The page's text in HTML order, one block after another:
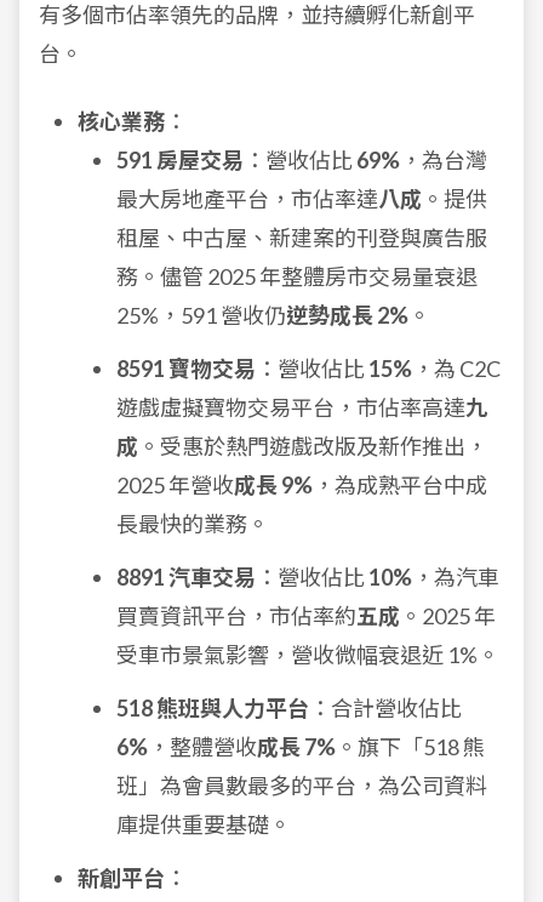
有多個市佔率領先的品牌，並持續孵化新創平
台。
核心業務 ：
591 房屋交易 ：營收佔比69% ，為台灣
最大房地產平台，市佔率達八成 。提供
租屋、中古屋、新建案的刊登與廣告服
務。儘管 2025 年整體房市交易量衰退
25%，591 營收仍逆勢成長 2% 。
8591 寶物交易 ：營收佔比15% ，為 C2C
遊戲虛擬寶物交易平台，市佔率高達九
成 。受惠於熱門遊戲改版及新作推出，
2025 年營收成長 9% ，為成熟平台中成
長最快的業務。
8891 汽車交易 ：營收佔比10% ，為汽車
買賣資訊平台，市佔率約五成 。2025 年
受車市景氣影響，營收微幅衰退近 1%。
518 熊班與人力平台 ：合計營收佔比
6% ，整體營收成長 7% 。旗下「518 熊
班」為會員數最多的平台，為公司資料
庫提供重要基礎。
新創平台 ：